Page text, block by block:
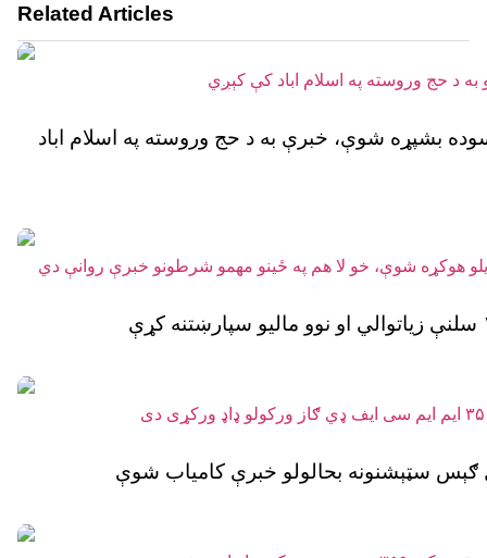
Related Articles
بشپړه شوې، خبرې به د حج وروسته په اسلام اباد
ګېس سټېشنونه بحالولو خبرې کامیاب شوې